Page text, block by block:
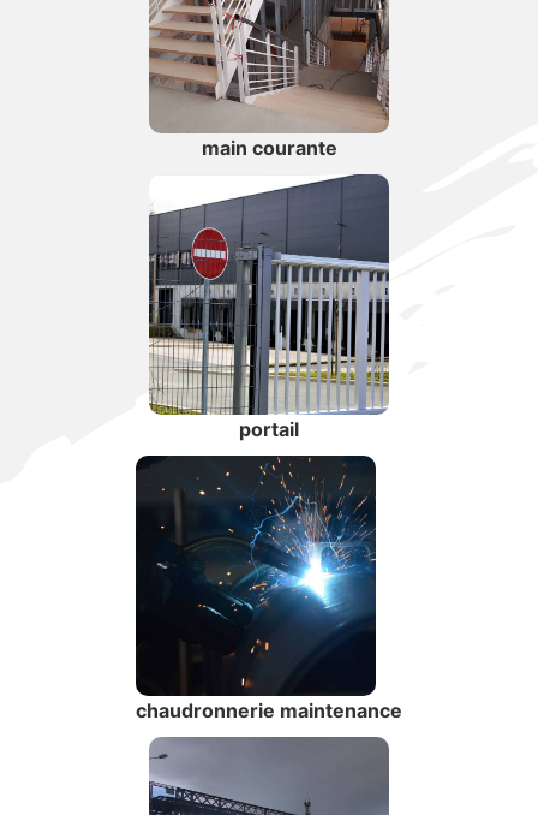
main courante
portail
chaudronnerie maintenance